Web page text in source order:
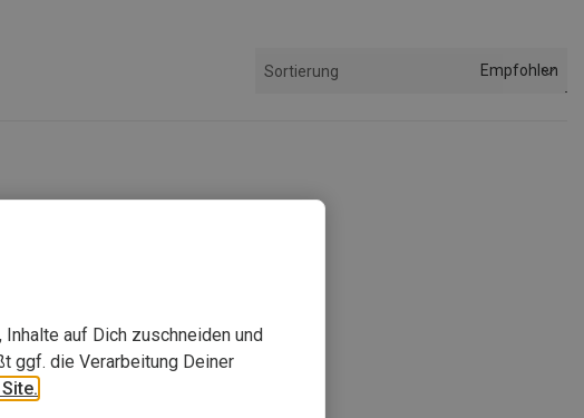
Sortierung Empfohlen
auf Dich zuschneiden und
ggf. die Verarbeitung Deiner